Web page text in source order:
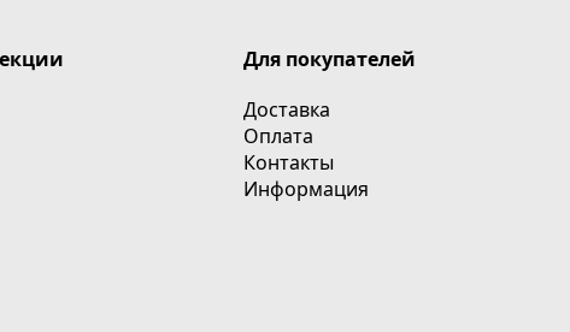
Для покупателей
Доставка
Оплата
Контакты
Информация